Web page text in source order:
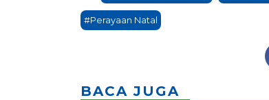
#Perayaan Natal
BACA JUGA